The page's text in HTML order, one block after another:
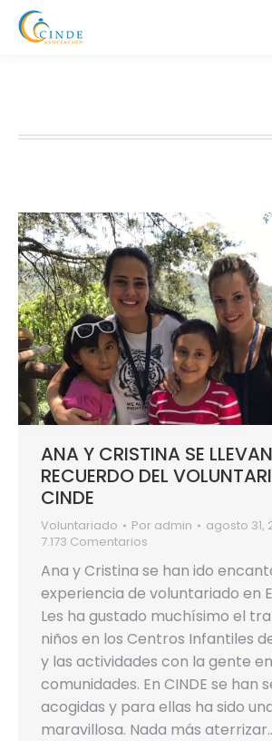
ANA Y CRISTINA SE
RECUERDO DEL
CINDE
Voluntariado Por admin
agosto 31,
7.173 Comentarios
Ana y Cristina se han ido
experiencia de voluntariado en
Les ha gustado muchísimo el
niños en los Centros Infantiles
y las actividades con la gente
comunidades. En CINDE se han
acogidas y para ellas ha sido
maravillosa. Nada más